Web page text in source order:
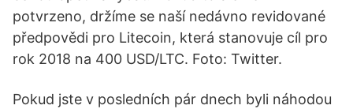
potvrzeno, držíme se naší nedávno revidované
předpovědi pro Litecoin, která stanovuje cíl pro
rok 2018 na 400 USD/LTC. Foto: Twitter.
Pokud jste v posledních pár dnech byli náhodou